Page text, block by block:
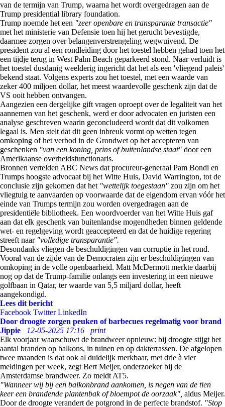
van de termijn van Trump, waarna het wordt overgedragen aan de
Trump presidential library foundation.
Trump noemde het een "zeer openbare en transparante transactie"
met het ministerie van Defensie toen hij het gerucht bevestigde,
daarmee zorgen over belangenverstrengeling wegwuivend. De
president zou al een rondleiding door het toestel hebben gehad toen het
een tijdje terug in West Palm Beach geparkeerd stond. Naar verluidt is
het toestel dusdanig weelderig ingericht dat het als een 'vliegend paleis'
bekend staat. Volgens experts zou het toestel, met een waarde van
zeker 400 miljoen dollar, het meest waardevolle geschenk zijn dat de
VS ooit hebben ontvangen.
Aangezien een dergelijke gift vragen oproept over de legaliteit van het
aannemen van het geschenk, werd er door advocaten en juristen een
analyse geschreven waarin geconcludeerd wordt dat dit volkomen
legaal is. Men stelt dat dit geen inbreuk vormt op wetten tegen
omkoping of het verbod in de Grondwet op het accepteren van
geschenken "van een koning, prins of buitenlandse staat" door een
Amerikaanse overheidsfunctionaris.
Bronnen vertelden ABC News dat procureur-generaal Pam Bondi en
Trumps hoogste advocaat bij het Witte Huis, David Warrington, tot de
conclusie zijn gekomen dat het "wettelijk toegestaan" zou zijn om het
vliegtuig te aanvaarden op voorwaarde dat de eigendom ervan vóór het
einde van Trumps termijn zou worden overgedragen aan de
presidentiële bibliotheek. Een woordvoerder van het Witte Huis gaf
aan dat elk geschenk van buitenlandse mogendheden binnen geldende
wet- en regelgeving wordt geaccepteerd en dat de huidige regering
streeft naar "volledige transparantie".
Desondanks vliegen de beschuldigingen van corruptie in het rond.
Vooral van de zijde van de Democraten zijn er beschuldigingen van
omkoping in de volle openbaarheid. Matt McDermott merkte daarbij
nog op dat de Trump-familie onlangs een investering in een nieuwe
golfbaan in Qatar, ter waarde van 5,5 miljard dollar, heeft
aangekondigd.
Lees dit bericht
Facebook Twitter LinkedIn
Door droogte zorgen peuken of barbecues regelmatig voor brand
Jippie
12-05-2025 17:16
print
Elk voorjaar waarschuwt de brandweer opnieuw: bij droogte stijgt het
aantal branden op balkons, in tuinen en op dakterrassen. De afgelopen
twee maanden is dat ook al duidelijk merkbaar, met drie à vier
meldingen per week, zegt Bert Meijer, onderzoeker bij de
Amsterdamse brandweer. Zo meldt AT5.
"Wanneer wij bij een balkonbrand aankomen, is negen van de tien
keer een brandende plantenbak of bloempot de oorzaak", aldus Meijer.
Door de droogte verandert de potgrond in de perfecte brandstof. "Stop